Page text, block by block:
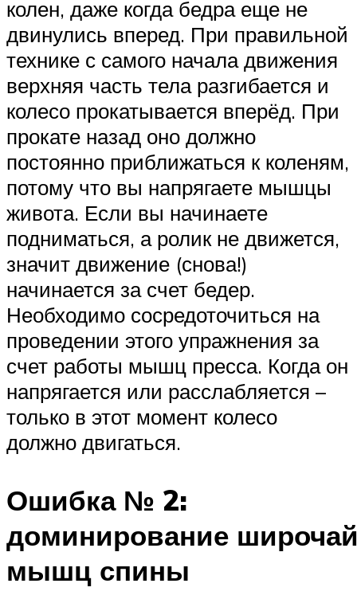
колен, даже когда бедра еще не
двинулись вперед. При правильной
технике с самого начала движения
верхняя часть тела разгибается и
колесо прокатывается вперёд. При
прокате назад оно должно
постоянно приближаться к коленям,
потому что вы напрягаете мышцы
живота. Если вы начинаете
подниматься, а ролик не движется,
значит движение (снова!)
начинается за счет бедер.
Необходимо сосредоточиться на
проведении этого упражнения за
счет работы мышц пресса. Когда он
напрягается или расслабляется –
только в этот момент колесо
должно двигаться.
Ошибка № 2:
доминирование
мышц спины